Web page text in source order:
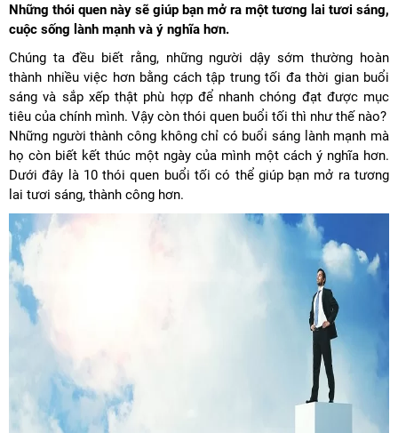
Những thói quen này sẽ giúp bạn mở ra một tương lai tươi sáng,
cuộc sống lành mạnh và ý nghĩa hơn.
Chúng ta đều biết rằng, những người dậy sớm thường hoàn
thành nhiều việc hơn bằng cách tập trung tối đa thời gian buổi
sáng và sắp xếp thật phù hợp để nhanh chóng đạt được mục
tiêu của chính mình. Vậy còn thói quen buổi tối thì như thế nào?
Những người thành công không chỉ có buổi sáng lành mạnh mà
họ còn biết kết thúc một ngày của mình một cách ý nghĩa hơn.
Dưới đây là 10 thói quen buổi tối có thể giúp bạn mở ra tương
lai tươi sáng, thành công hơn.